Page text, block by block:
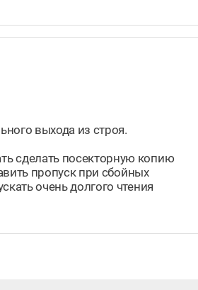
выхода из строя.
сделать посекторную копию
пропуск при сбойных
очень долгого чтения